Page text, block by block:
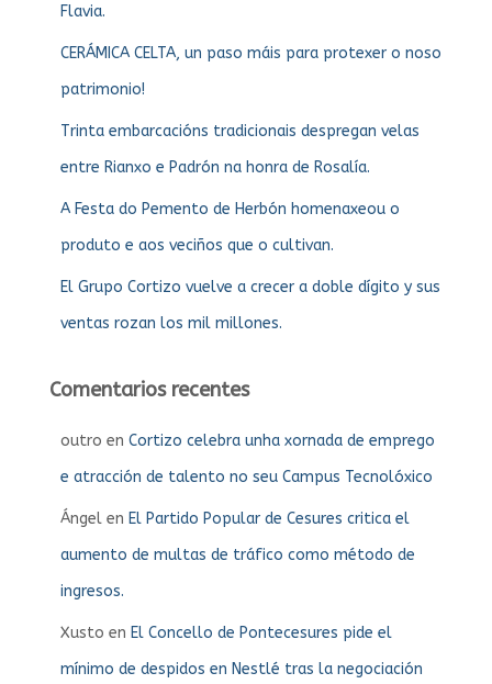
Flavia.
CERÁMICA CELTA, un paso máis para protexer o noso
patrimonio!
Trinta embarcacións tradicionais despregan velas
entre Rianxo e Padrón na honra de Rosalía.
A Festa do Pemento de Herbón homenaxeou o
produto e aos veciños que o cultivan.
El Grupo Cortizo vuelve a crecer a doble dígito y sus
ventas rozan los mil millones.
Comentarios recentes
outro en Cortizo celebra unha xornada de emprego
e atracción de talento no seu Campus Tecnolóxico
Ángel en El Partido Popular de Cesures critica el
aumento de multas de tráfico como método de
ingresos.
Xusto en El Concello de Pontecesures pide el
mínimo de despidos en Nestlé tras la negociación